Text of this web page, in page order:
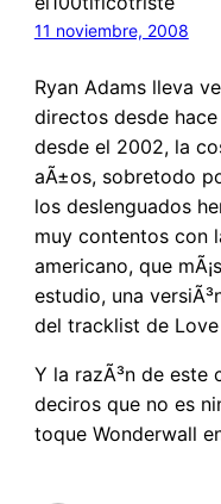
11 noviembre, 2008
Ryan Adams lleva
directos desde
desde el 2002, la
aÃ±os, sobretodo
los deslenguados
muy contentos con
americano, que
estudio, una
del tracklist de
Y la razÃ³n de este
deciros que no es
toque Wonderwall